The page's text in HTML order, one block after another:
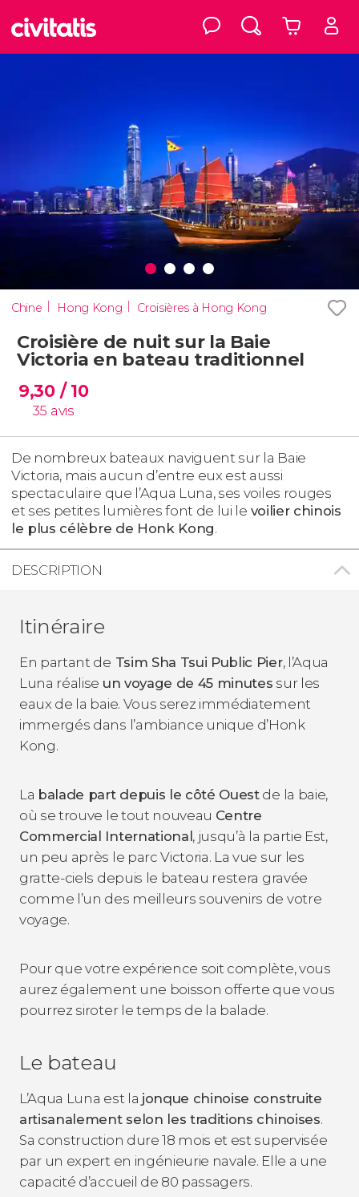
Chine Hong Kong Croisières à Hong Kong
Croisière de nuit sur la Baie
Victoria en bateau traditionnel
9,30 / 10
35 avis
De nombreux bateaux naviguent sur la Baie
Victoria, mais aucun d’entre eux est aussi
spectaculaire que l’Aqua Luna, ses voiles rouges
et ses petites lumières font de lui le voilier chinois
le plus célèbre de Honk Kong.
DESCRIPTION
Itinéraire
En partant de Tsim Sha Tsui Public Pier, l’Aqua
Luna réalise un voyage de 45 minutes sur les
eaux de la baie. Vous serez immédiatement
immergés dans l’ambiance unique d’Honk
Kong.
La balade part depuis le côté Ouestde la baie,
où se trouve le tout nouveau Centre
Commercial International, jusqu’à la partie Est,
un peu après le parc Victoria. La vue sur les
gratte-ciels depuis le bateau restera gravée
comme l’un des meilleurs souvenirs de votre
voyage.
Pour que votre expérience soit complète, vous
aurez également une boisson offerte que vous
pourrez siroter le temps de la balade.
Le bateau
L’Aqua Luna est la jonque chinoise construite
artisanalement selon les traditions chinoises.
Sa construction dure 18 mois et est supervisée
par un expert en ingénieurie navale. Elle a une
capacité d’accueil de 80 passagers.